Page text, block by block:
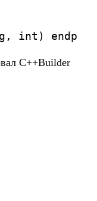
, int ) endp
C++Builder